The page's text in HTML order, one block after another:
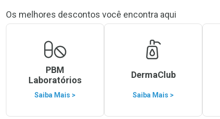
Os melhores descontos você encontra aqui
PBM
Laboratórios
Saiba Mais >
DermaClub
Saiba Mais >